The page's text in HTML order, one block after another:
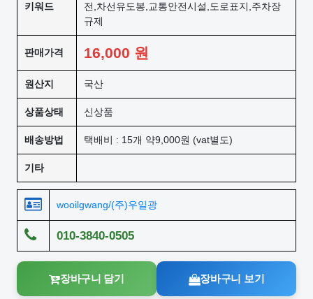
키워드
전,차선유도봉,교통안전시설,도로표지,주차장
규제
판매가격 16,000 원
원산지 국산
상품상태 신상품
배송방법 택배비 : 15개 약9,000원 (vat별도)
기타
wooilgwang/(주)우일광
010-3840-0505
장바구니 담기 장바구니 보기